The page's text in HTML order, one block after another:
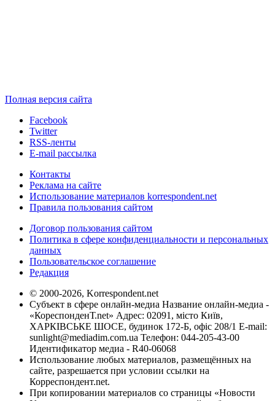
Полная версия сайта
Facebook
Twitter
RSS-ленты
E-mail рассылка
Контакты
Реклама на сайте
Использование материалов korrespondent.net
Правила пользования сайтом
Договор пользования сайтом
Политика в сфере конфиденциальности и персональных
данных
Пользовательское соглашение
Редакция
© 2000-2026, Korrespondent.net
Субъект в сфере онлайн-медиа Название онлайн-медиа -
«КореспонденТ.net» Адрес: 02091, місто Київ,
ХАРКІВСЬКЕ ШОСЕ, будинок 172-Б, офіс 208/1 E-mail:
sunlight@mediadim.com.ua Телефон: 044-205-43-00
Идентификатор медиа - R40-06068
Использование любых материалов, размещённых на
сайте, разрешается при условии ссылки на
Корреспондент.net.
При копировании материалов со страницы «Новости